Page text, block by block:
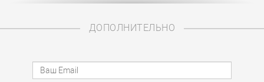
ДОПОЛНИТЕЛЬНО